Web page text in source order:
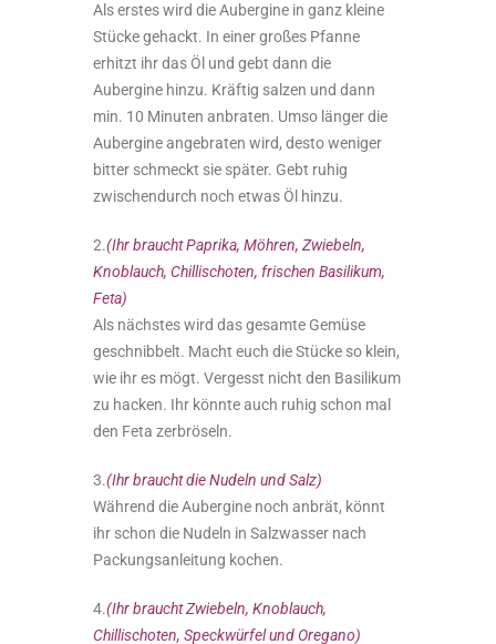
Als erstes wird die Aubergine in ganz kleine
Stücke gehackt. In einer großes Pfanne
erhitzt ihr das Öl und gebt dann die
Aubergine hinzu. Kräftig salzen und dann
min. 10 Minuten anbraten. Umso länger die
Aubergine angebraten wird, desto weniger
bitter schmeckt sie später. Gebt ruhig
zwischendurch noch etwas Öl hinzu.
2.(Ihr braucht Paprika, Möhren, Zwiebeln,
Knoblauch, Chillischoten, frischen Basilikum,
Feta)
Als nächstes wird das gesamte Gemüse
geschnibbelt. Macht euch die Stücke so klein,
wie ihr es mögt. Vergesst nicht den Basilikum
zu hacken. Ihr könnte auch ruhig schon mal
den Feta zerbröseln.
3.(Ihr braucht die Nudeln und Salz)
Während die Aubergine noch anbrät, könnt
ihr schon die Nudeln in Salzwasser nach
Packungsanleitung kochen.
4.(Ihr braucht Zwiebeln, Knoblauch,
Chillischoten, Speckwürfel und Oregano)